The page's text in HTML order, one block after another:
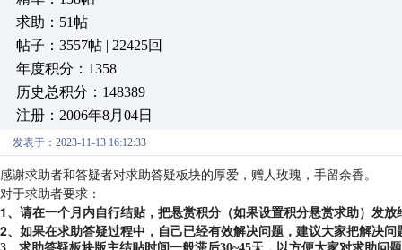
求助：51帖
帖子：3557帖 | 22425回
年度积分：1358
历史总积分：148389
注册：2006年8月04日
发表于：2023-11-13 16:12:33
感谢求助者和答疑者对求助答疑板块的厚爱，赠人玫瑰，手留余香。
对于求助者要求：
1、请在一个月内自行结贴，把悬赏积分（如果设置积分悬赏求助）发放
2、如果在求助答疑过程中，自己已经有效解决问题，建议大家把解决